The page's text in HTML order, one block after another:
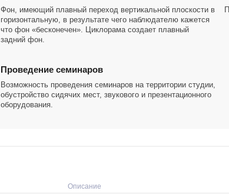
Фон, имеющий плавный переход вертикальной плоскости в
горизонтальную, в результате чего наблюдателю кажется
что фон «бесконечен». Циклорама создает плавный
задний фон.
Проведение семинаров
Возможность проведения семинаров на территории студии,
обустройство сидячих мест, звукового и презентационного
оборудования.
Описание